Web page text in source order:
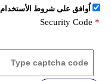
اُوافق على شروط الأستخدام
Security Code *